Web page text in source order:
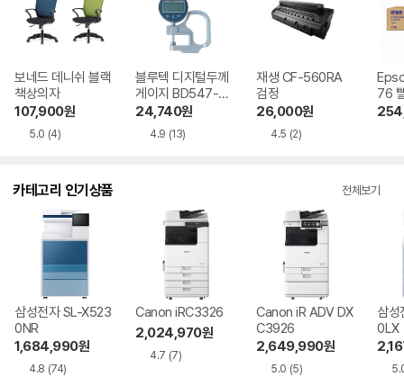
보네드 데니쉬 블랙
책상의자
107,900원
5.0 (4)
블루텍 디지털두께
게이지 BD547-30
1
24,740원
4.9 (13)
재생 CF-560RA
검정
26,000원
4.5 (2)
76
카테고리 인기상품 전체보기
삼성전자 SL-X523
0NR
1,684,990원
4.8 (74)
Canon iRC3326
2,024,970원
4.7 (7)
Canon iR ADV DX
C3926
2,649,990원
5.0 (5)
삼
0LX